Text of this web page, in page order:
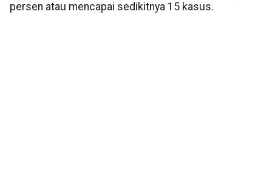
persen atau mencapai sedikitnya 15 kasus.